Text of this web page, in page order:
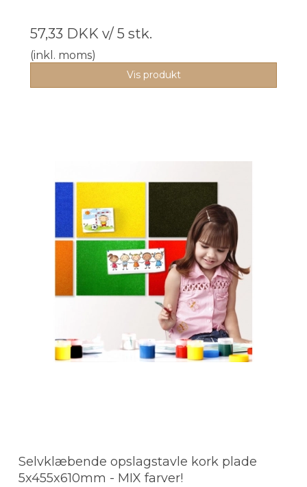
57,33 DKK v/ 5 stk.
(inkl. moms)
Vis produkt
Selvklæbende opslagstavle kork plade
5x455x610mm - MIX farver!